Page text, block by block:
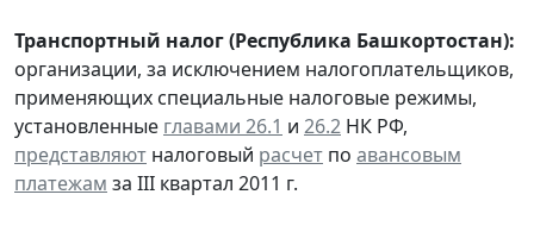
Транспортный налог (Республика Башкортостан):
организации, за исключением налогоплательщиков,
применяющих специальные налоговые режимы,
установленные главами 26.1 и 26.2 НК РФ,
представляют налоговый расчет по авансовым
платежам за III квартал 2011 г.